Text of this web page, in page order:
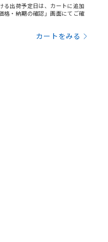
る出荷予定日は、カートに追加
格・納期の確認」画面にてご確
カートをみる